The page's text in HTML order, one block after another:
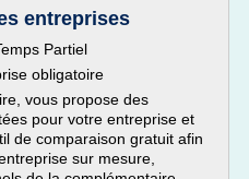
entreprises
Partiel
obligatoire
vous propose des
pour votre entreprise et
de comparaison gratuit afin
sur mesure,